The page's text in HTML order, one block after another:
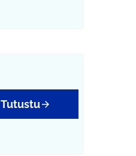
Tutustu